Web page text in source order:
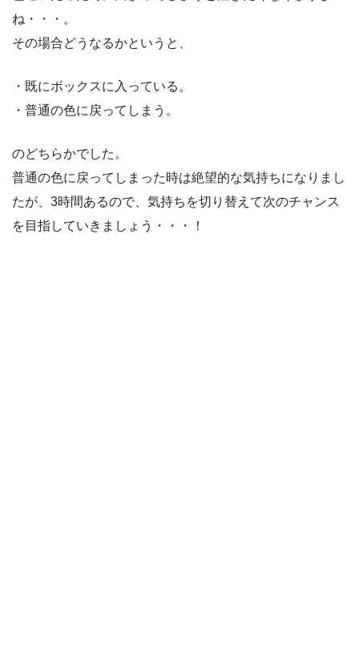
ね・・・。
その場合どうなるかというと、
・既にボックスに入っている。
・普通の色に戻ってしまう。
のどちらかでした。
普通の色に戻ってしまった時は絶望的な気持ちになりまし
たが、3時間あるので、気持ちを切り替えて次のチャンス
を目指していきましょう・・・！